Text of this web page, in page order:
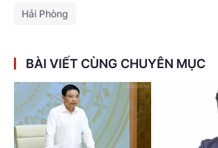
Hải Phòng
BÀI VIẾT CÙNG CHUYÊN MỤC